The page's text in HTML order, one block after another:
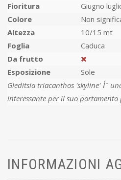
Fioritura
Giugno
Colore
Non
Altezza
10/15 mt
Foglia
Caduca
Da frutto
Esposizione
Sole
Gleditsia triacanthos 'skyline' أ¨ una selezione americana,
interessante per il suo portamento
INFORMAZIONI